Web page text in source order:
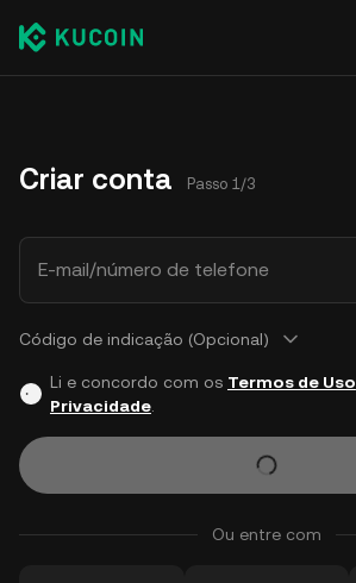
Criar conta Passo 1/3
E-mail/número de telefone
Código de indicação (Opcional)
Li e concordo com os Termos de Uso
Privacidade.
Ou entre com